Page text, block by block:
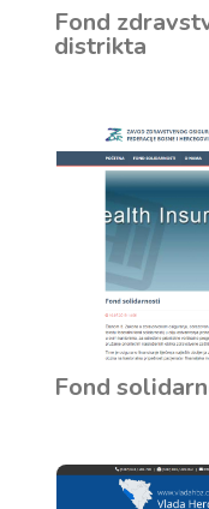
Fond
distrikta
Fond